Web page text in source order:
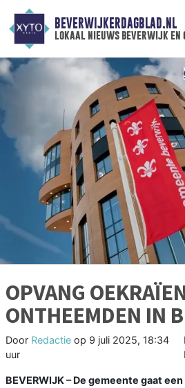
BEVERWIJKERDAGBLAD.NL
lokaal nieuws beverwijk en
OPVANG
ONTHEEMDEN IN
Door Redactie op 9 juli 2025, 18:34
uur
BEVERWIJK – De gemeente gaat